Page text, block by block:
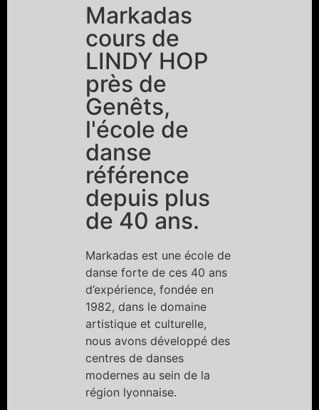
Markadas
cours de
LINDY HOP
près de
Genêts,
l'école de
danse
référence
depuis plus
de 40 ans.
Markadas est une école de
danse forte de ces 40 ans
d’expérience, fondée en
1982, dans le domaine
artistique et culturelle,
nous avons développé des
centres de danses
modernes au sein de la
région lyonnaise.